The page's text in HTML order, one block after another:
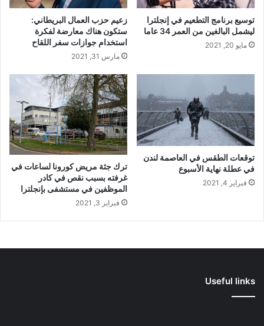
توسيع برنامج التطعيم في إنجلترا
ليشمل البالغين من العمر 34 عاما
مايو 20, 2021
زعيم حزب العمال البريطاني:
ستكون هناك معارضة لفكرة
استخدام جوازات سفر اللقاح
مارس 31, 2021
توقعات الطقس في العاصمة لندن
في عطلة نهاية الأسبوع
فبراير 4, 2021
ترك جثة مريض كورونا لساعات في
غرفته بسبب نقص في كادر
الموظفين في مستشفى بإنجلترا
فبراير 3, 2021
Useful links